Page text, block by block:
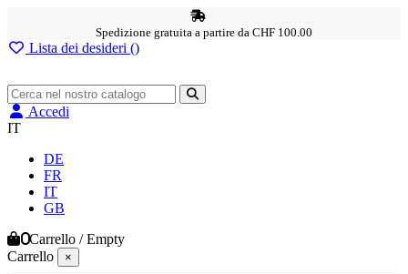
Spedizione gratuita a partire da CHF 100.00
Lista dei desideri ()
Accedi
IT
DE
FR
IT
GB
0Carrello /Empty
Carrello
×